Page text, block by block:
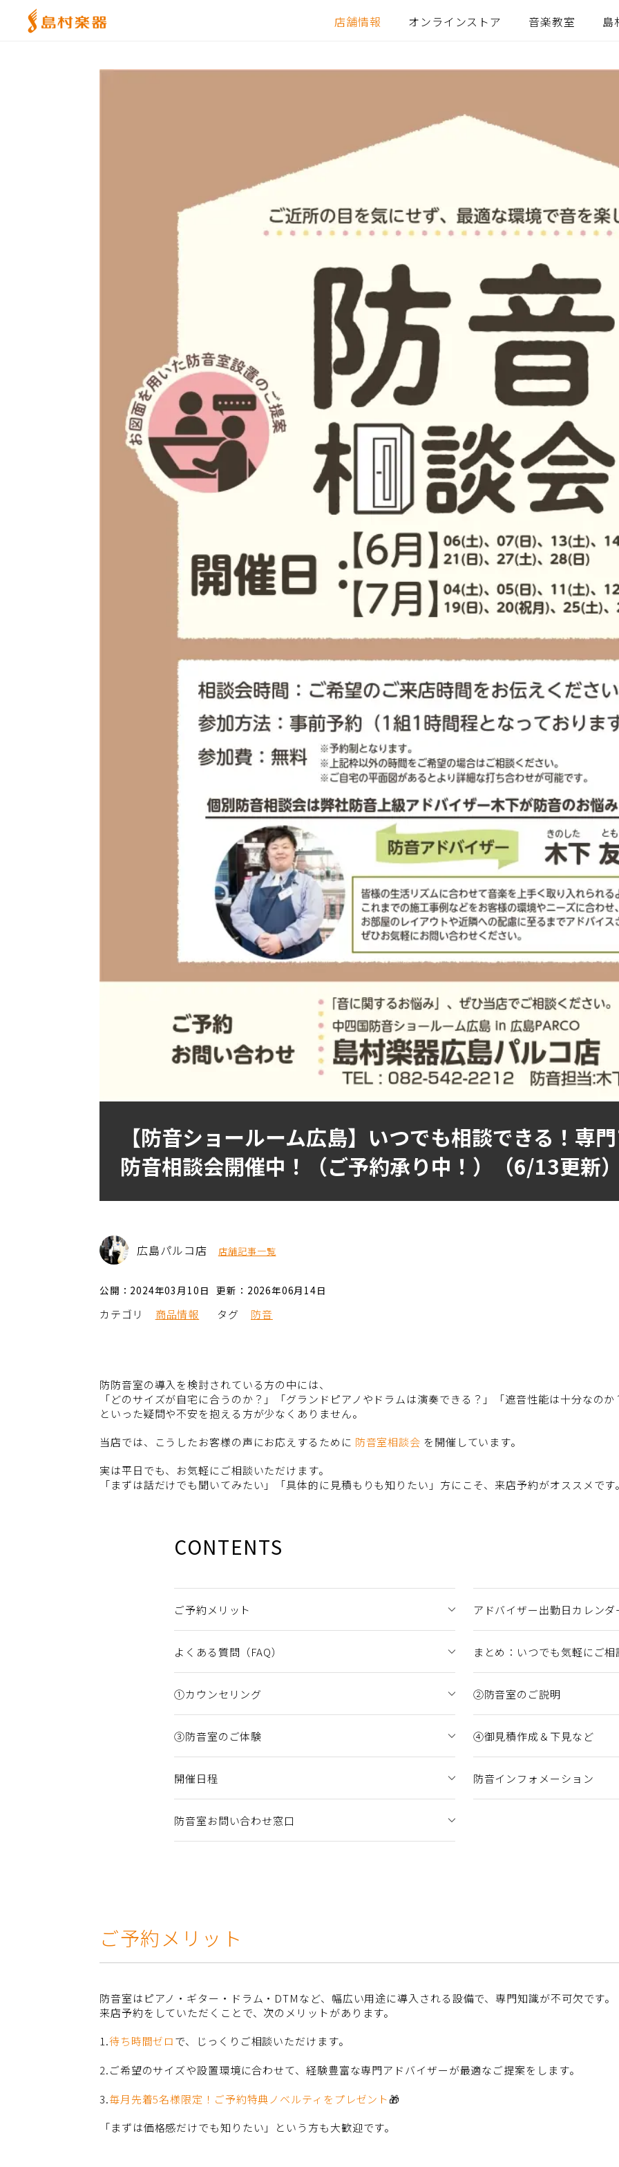
店舗情報 オンラインストア 音楽教室 島
【防音ショールーム広島】いつでも相談できる！専
防音相談会開催中！（ご予約承り中！）（6/13更新
広島パルコ店 店舗記事一覧
公開：2024年03月10日 更新：2026年06月14日
カテゴリ 商品情報 タグ 防音
防防音室の導入を検討されている方の中には、
「どのサイズが自宅に合うのか？」「グランドピアノやドラムは演奏できる？」「遮音性能は十分なのか
といった疑問や不安を抱える方が少なくありません。
当店では、こうしたお客様の声にお応えするために 防音室相談会 を開催しています。
実は平日でも、お気軽にご相談いただけます。
「まずは話だけでも聞いてみたい」「具体的に見積もりも知りたい」方にこそ、来店予約がオススメです
CONTENTS
ご予約メリット アドバイザー出勤日カレンダ
よくある質問（FAQ） まとめ：いつでも気軽にご
①カウンセリング ②防音室のご説明
③防音室のご体験 ④御見積作成＆下見など
開催日程 防音インフォメーション
防音室お問い合わせ窓口
ご予約メリット
防音室はピアノ・ギター・ドラム・DTMなど、幅広い用途に導入される設備で、専門知識が不可欠です。
来店予約をしていただくことで、次のメリットがあります。
1.待ち時間ゼロで、じっくりご相談いただけます。
2.ご希望のサイズや設置環境に合わせて、経験豊富な専門アドバイザーが最適なご提案をします。
3.毎月先着5名様限定！ご予約特典ノベルティをプレゼント🎁
「まずは価格感だけでも知りたい」という方も大歓迎です。